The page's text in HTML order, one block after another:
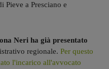
a Presciano e
Neri ha già presentato
regionale. Per questo
l'incarico all'avvocato